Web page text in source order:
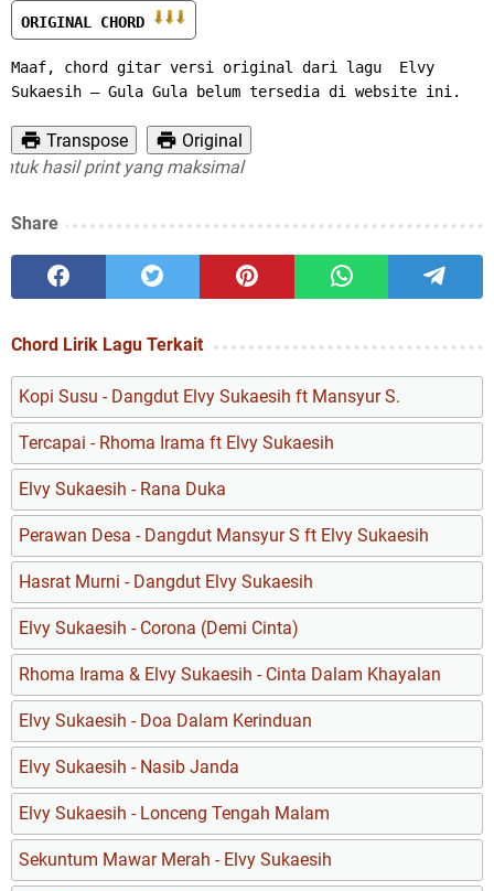
ORIGINAL CHORD
Maaf, chord gitar versi original dari lagu  Elvy
Sukaesih – Gula Gula belum tersedia di website ini.
Transpose
Original
hasil print yang maksimal
Share
Chord Lirik Lagu Terkait
Kopi Susu - Dangdut Elvy Sukaesih ft Mansyur S.
Tercapai - Rhoma Irama ft Elvy Sukaesih
Elvy Sukaesih - Rana Duka
Perawan Desa - Dangdut Mansyur S ft Elvy Sukaesih
Hasrat Murni - Dangdut Elvy Sukaesih
Elvy Sukaesih - Corona (Demi Cinta)
Rhoma Irama & Elvy Sukaesih - Cinta Dalam Khayalan
Elvy Sukaesih - Doa Dalam Kerinduan
Elvy Sukaesih - Nasib Janda
Elvy Sukaesih - Lonceng Tengah Malam
Sekuntum Mawar Merah - Elvy Sukaesih